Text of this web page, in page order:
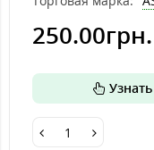
250.00грн.